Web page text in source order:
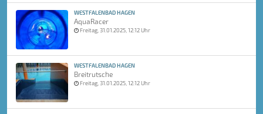
WESTFALENBAD HAGEN
AquaRacer
Freitag, 31.01.2025, 12:12 Uhr
WESTFALENBAD HAGEN
Breitrutsche
Freitag, 31.01.2025, 12:12 Uhr